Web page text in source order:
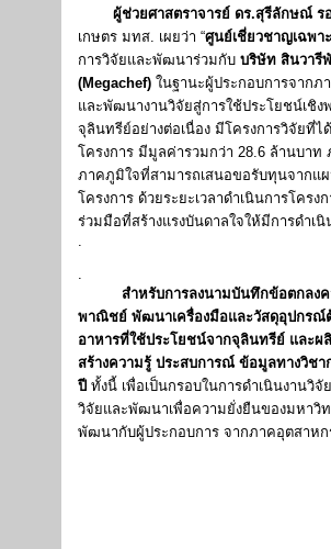
ผู้ช่วยศาสตราจารย์ ดร.สุรีลักษณ์ ร
เกษตร มทส. เผยว่า “ศูนย์เชี่ยวชาญเฉพา
การวิจัยและพัฒนาร่วมกับ บริษัท สินวารี
(Megachef) ในฐานะผู้ประกอบการจากภ
และพัฒนางานวิจัยสู่การใช้ประโยชน์เ
จุลินทรีย์อย่างต่อเนื่อง มีโครงการวิจัย
โครงการ มีมูลค่ารวมกว่า 28.6 ล้านบาท
ภาคภูมิใจที่สามารถเสนอขอรับทุนจากแผ
โครงการ ด้วยระยะเวลาดำเนินการโค
ร่วมมือที่สร้างแรงบันดาลใจให้มีการดำเนิ
.
.
สำหรับการลงนามบันทึกข้อตกลง
พาณิชย์ พัฒนาเครื่องมือและวัสดุอุปกรณ์
อาหารที่ใช้ประโยชน์จากจุลินทรีย์ และ
สร้างความรู้ ประสบการณ์ ข้อมูลทางวิช
ปี ทั้งนี้ เพื่อเป็นกรอบในการดำเนินงานวิ
วิจัยและพัฒนาเพื่อความยั่งยืนของมหาวิท
พัฒนากับผู้ประกอบการ จากภาคอุตสาห